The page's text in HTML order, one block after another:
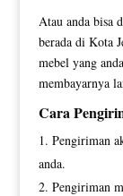
Atau anda bisa
berada di Kota
mebel yang
membayarnya
Cara
Pengiriman
anda.
Pengiriman